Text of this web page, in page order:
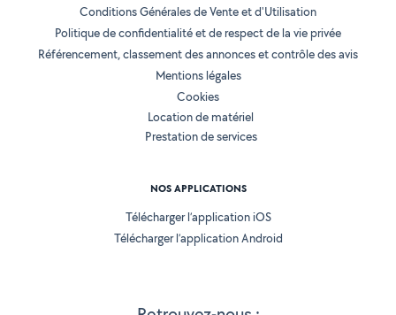
Conditions Générales de Vente et d'Utilisation
Politique de confidentialité et de respect de la vie privée
Référencement, classement des annonces et contrôle des avis
Mentions légales
Cookies
Location de matériel
Prestation de services
NOS APPLICATIONS
Télécharger l’application iOS
Télécharger l’application Android